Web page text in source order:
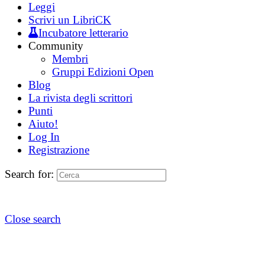
Leggi
Scrivi un LibriCK
Incubatore letterario
Community
Membri
Gruppi Edizioni Open
Blog
La rivista degli scrittori
Punti
Aiuto!
Log In
Registrazione
Search for:
Close search